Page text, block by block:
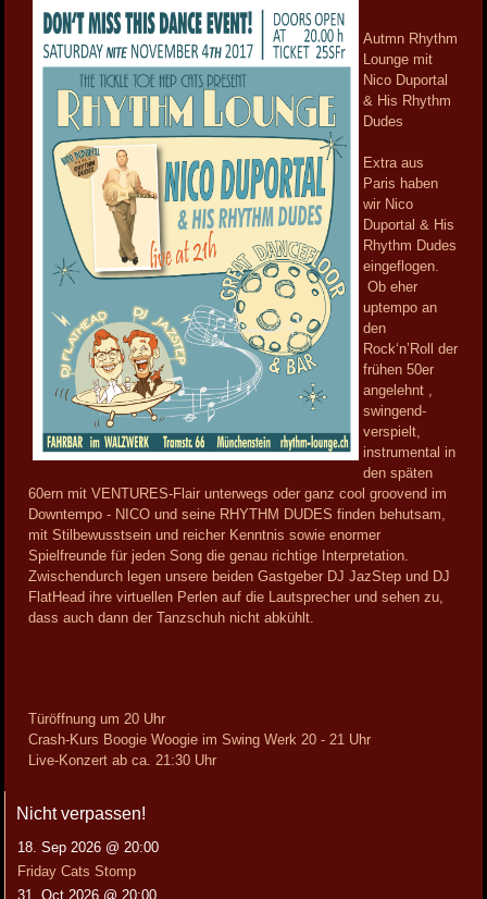
Autmn Rhythm
Lounge mit
Nico Duportal
& His Rhythm
Dudes
Extra aus
Paris haben
wir Nico
Duportal & His
Rhythm Dudes
eingeflogen.
Ob eher
uptempo an
den
Rock‘n’Roll der
frühen 50er
angelehnt ,
swingend-
verspielt,
instrumental in
den späten
60ern mit VENTURES-Flair unterwegs oder ganz cool groovend im
Downtempo - NICO und seine RHYTHM DUDES finden behutsam,
mit Stilbewusstsein und reicher Kenntnis sowie enormer
Spielfreunde für jeden Song die genau richtige Interpretation.
Zwischendurch legen unsere beiden Gastgeber DJ JazStep und DJ
FlatHead ihre virtuellen Perlen auf die Lautsprecher und sehen zu,
dass auch dann der Tanzschuh nicht abkühlt.
Türöffnung um 20 Uhr
Crash-Kurs Boogie Woogie imSwing Werk 20 - 21 Uhr
Live-Konzert ab ca. 21:30 Uhr
Nicht verpassen!
18. Sep 2026 @ 20:00
Friday Cats Stomp
31. Oct 2026 @ 20:00